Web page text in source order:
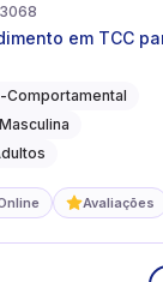
em TCC
de
Comportamental
Avaliações